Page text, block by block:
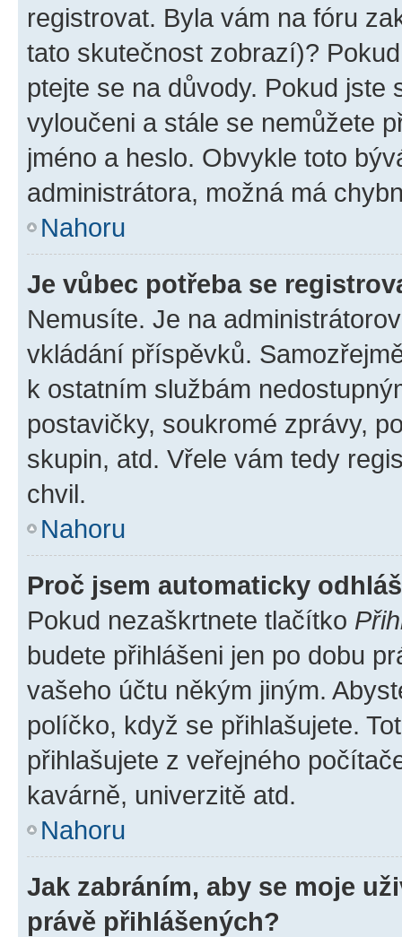
registrovat. Byla vám na fóru
tato skutečnost zobrazí)?
ptejte se na důvody. Pokud jste
vyloučeni a stále se nemůžete
jméno a heslo. Obvykle toto
administrátora, možná má
Nahoru
Je vůbec potřeba se
Nemusíte. Je na
vkládání příspěvků.
k ostatním službám
postavičky, soukromé zprávy,
skupin, atd. Vřele vám tedy
chvil.
Nahoru
Proč jsem automaticky
Pokud nezaškrtnete tlačítko
budete přihlášeni jen po dobu
vašeho účtu někým jiným.
políčko, když se přihlašujete.
přihlašujete z veřejného
kavárně, univerzitě atd.
Nahoru
Jak zabráním, aby se moje
právě přihlášených?